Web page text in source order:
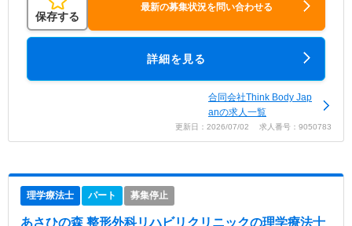
保存する
最新の募集状況を問い合わせる
詳細を見る
合同会社Think Body Jap
anの求人一覧
更新日：2026/07/02 求人番号：9050783
理学療法士 パート 募集停止
あさひの森 整形外科リハビリクリニックの理学療法士